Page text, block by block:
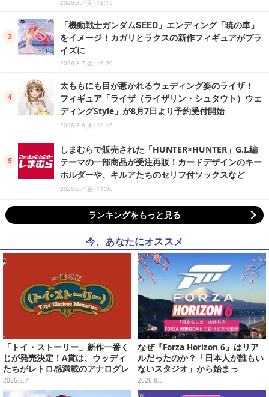
2026.8.7(金) 18:15
「機動戦士ガンダムSEED」エンディング「暁の車」
をイメージ！カガリとラクスの新作フィギュアがプラ
イズに
2026.8.7(金) 16:20
太ももにも目が惹かれるウェディング姿のライザ！
フィギュア「ライザ（ライザリン・シュタウト）ウェ
ディングStyle」が8月7日より予約受付開始
2026.8.6(木) 19:15
しまむらで販売された「HUNTER×HUNTER」G.I.編
テーマの一部商品が受注再販！カードデザインのキー
ホルダーや、キルアたちのセリフ付ソックスなど
2026.8.7(金) 11:00
ランキングをもっと見る
今、あなたにオススメ
「トイ・ストーリー」新作一番く
じが発売決定！A賞は、ウッディ
たちがレトロ感満載のアナログレ
コード上を走る姿で立体化
2026.8.7
なぜ『Forza Horizon 6』はリア
ルだったのか？「日本人が誰もい
ないスタジオ」から始まっ
た、“生活感のある日本"の作り方
【CEDEC2026】
2026.8.5